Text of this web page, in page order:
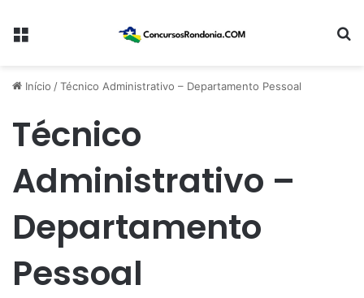
Menu
Início /Técnico Administrativo – Departamento Pessoal
Técnico
Administrativo –
Departamento
Pessoal